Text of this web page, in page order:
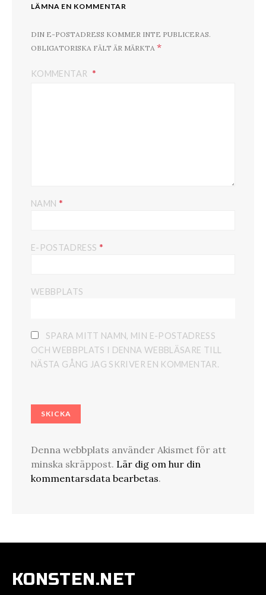
LÄMNA EN KOMMENTAR
DIN E-POSTADRESS KOMMER INTE PUBLICERAS.
OBLIGATORISKA FÄLT ÄR MÄRKTA *
KOMMENTAR
NAMN *
E-POSTADRESS *
WEBBPLATS
SPARA MITT NAMN, MIN E-POSTADRESS
OCH WEBBPLATS I DENNA WEBBLÄSARE TILL
NÄSTA GÅNG JAG SKRIVER EN KOMMENTAR.
Denna webbplats använder Akismet för att
minska skräppost. Lär dig om hur din
kommentarsdata bearbetas.
KONSTEN.NET